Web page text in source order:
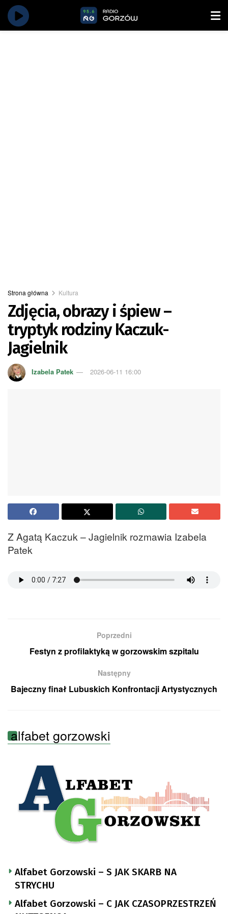
Strona główna Kultura
Zdjęcia, obrazy i śpiew –
tryptyk rodziny Kaczuk-
Jagielnik
Izabela Patek 2026-06-11 16:00
Z Agatą Kaczuk – Jagielnik rozmawia Izabela
Patek
Poprzedni
Festyn z profilaktyką w gorzowskim szpitalu
Następny
Bajeczny finał Lubuskich Konfrontacji Artystycznych
alfabet gorzowski
Alfabet Gorzowski – S JAK SKARB NA
STRYCHU
Alfabet Gorzowski – C JAK CZASOPRZESTRZEŃ